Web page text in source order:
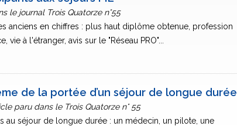
le journal Trois Quatorze n°55
anciens en chiffres : plus haut diplôme obtenue, profession
à l'étranger, avis sur le "Réseau PRO"...
de la portée d’un séjour de longue durée
paru dans le Trois Quatorze n° 55
au séjour de longue durée : un médecin, un pilote, une